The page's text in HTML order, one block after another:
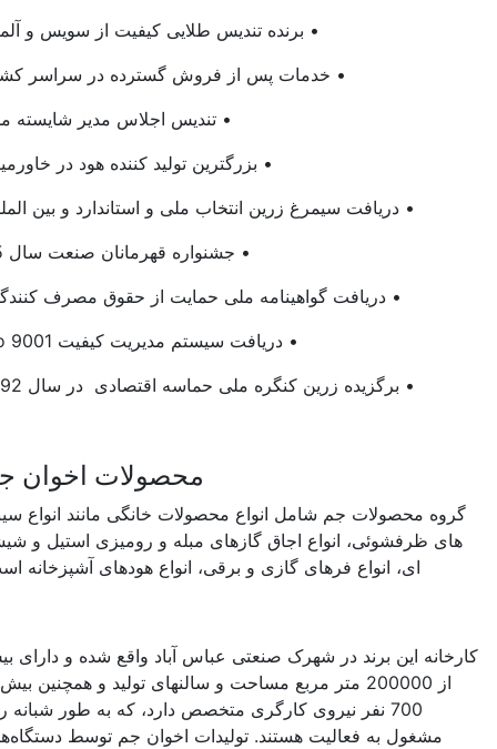
• برنده تندیس طلایی کیفیت از سویس و آلمان
• خدمات پس از فروش گسترده در سراسر کشور
• تندیس اجلاس مدیر شایسته ملی
• بزرگترین تولید کننده هود در خاورمیانه
• دریافت سیمرغ زرین انتخاب ملی و استاندارد و بین المللی
• جشنواره قهرمانان صنعت سال 95
• دریافت گواهینامه ملی حمایت از حقوق مصرف کنندگان
• دریافت سیستم مدیریت کیفیت Iso 9001
• برگزیده زرین کنگره ملی حماسه اقتصادی در سال 1392
محصولات اخوان جم
محصولات جم شامل انواع محصولات خانگی مانند انواع سینک
های ظرفشوئی، انواع اجاق گازهای مبله و رومیزی استیل و شیشه
ای، انواع فرهای گازی و برقی، انواع هودهای آشپزخانه است.
این برند در شهرک صنعتی عباس آباد واقع شده و دارای بیش
از 200000 متر مربع مساحت و سالنهای تولید و همچنین بیش از
700 نفر نیروی کارگری متخصص دارد، که به طور شبانه روز
مشغول به فعالیت هستند. تولیدات اخوان جم توسط دستگاه‌های